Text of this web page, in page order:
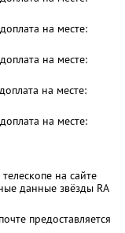
на месте:
на месте:
на месте:
на месте:
на сайте
данные звёзды RA
предоставляется